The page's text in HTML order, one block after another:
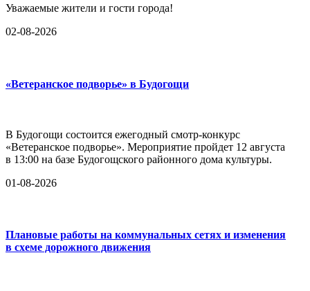
Уважаемые жители и гости города!
02-08-2026
«Ветеранское подворье» в Будогощи
В Будогощи состоится ежегодный смотр-конкурс
«Ветеранское подворье». Мероприятие пройдет 12 августа
в 13:00 на базе Будогощского районного дома культуры.
01-08-2026
Плановые работы на коммунальных сетях и изменения
в схеме дорожного движения